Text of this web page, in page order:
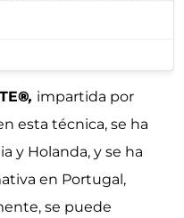
®, impartida por
esta técnica, se ha
y Holanda, y se ha
en Portugal,
se puede